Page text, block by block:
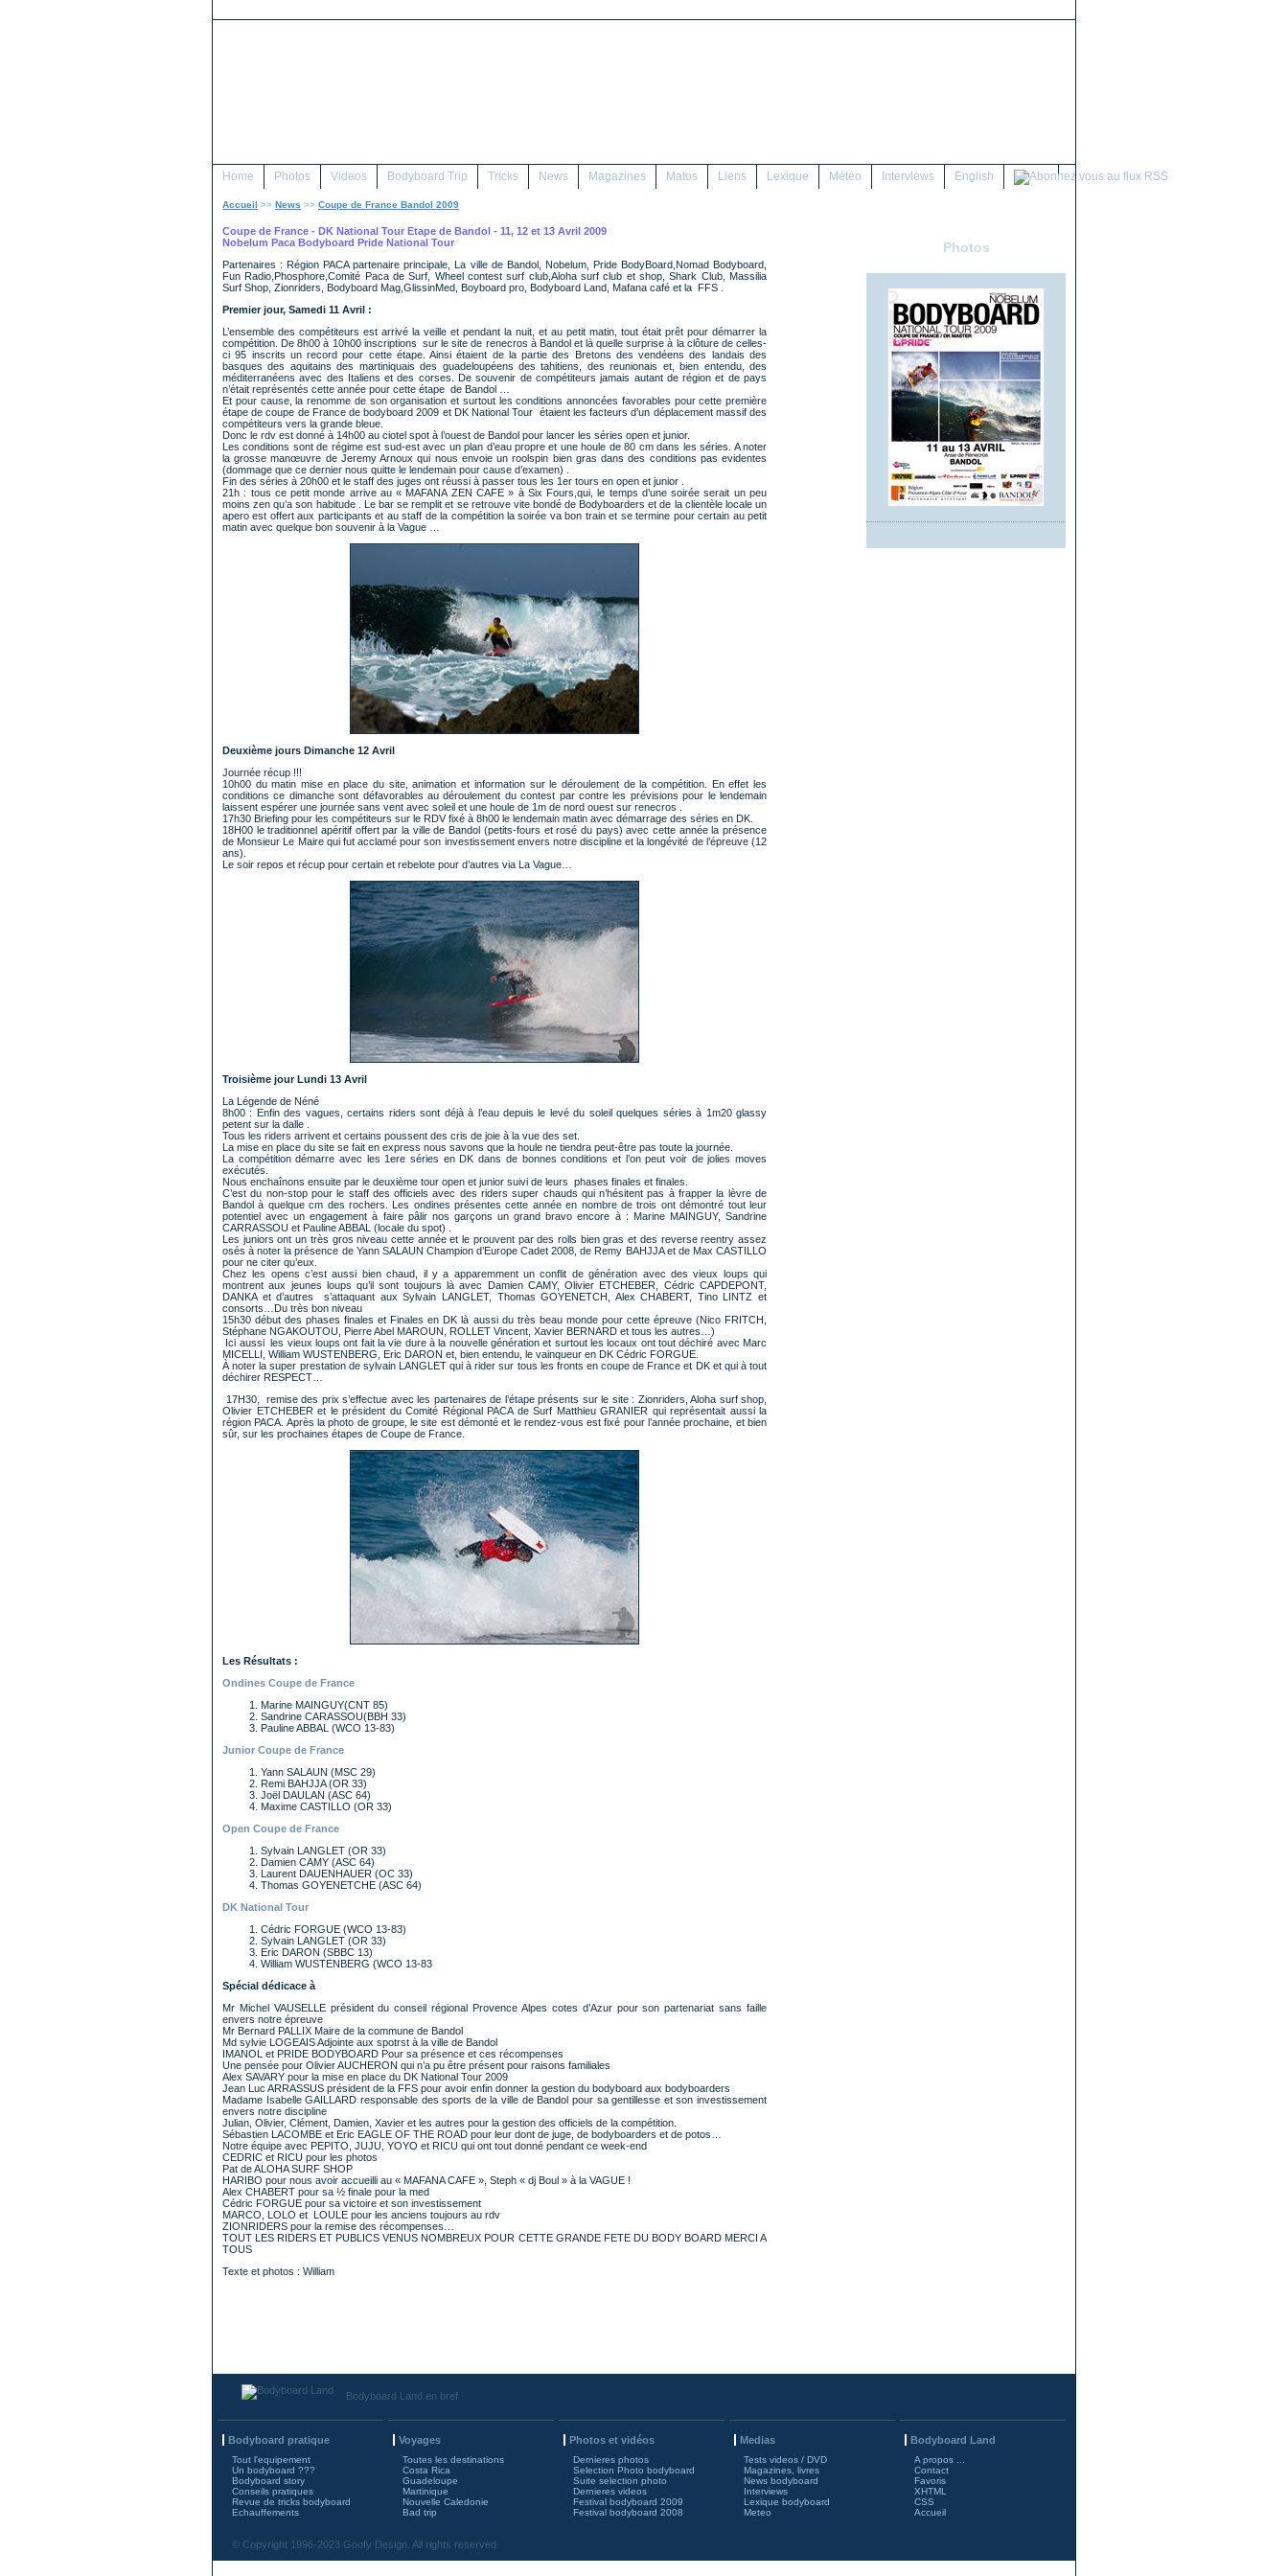
Home Photos Videos Bodyboard Trip Tricks News Magazines Matos Liens Lexique Météo Interviews English
Accueil >> News >> Coupe de France Bandol 2009
Coupe de France - DK National Tour Etape de Bandol - 11, 12 et 13 Avril 2009
Nobelum Paca Bodyboard Pride National Tour
Partenaires : Région PACA partenaire principale, La ville de Bandol, Nobelum, Pride BodyBoard,Nomad Bodyboard,
Fun Radio,Phosphore,Comité Paca de Surf, Wheel contest surf club,Aloha surf club et shop, Shark Club, Massilia
Surf Shop, Zionriders, Bodyboard Mag,GlissinMed, Boyboard pro, Bodyboard Land, Mafana café et la FFS .
Premier jour, Samedi 11 Avril :
L’ensemble des compétiteurs est arrivé la veille et pendant la nuit, et au petit matin, tout était prêt pour démarrer la
compétition. De 8h00 à 10h00 inscriptions sur le site de renecros à Bandol et là quelle surprise à la clôture de celles-
ci 95 inscrits un record pour cette étape. Ainsi étaient de la partie des Bretons des vendéens des landais des
basques des aquitains des martiniquais des guadeloupéens des tahitiens, des reunionais et, bien entendu, des
méditerranéens avec des Italiens et des corses. De souvenir de compétiteurs jamais autant de région et de pays
n’était représentés cette année pour cette étape de Bandol …
Et pour cause, la renomme de son organisation et surtout les conditions annoncées favorables pour cette première
étape de coupe de France de bodyboard 2009 et DK National Tour étaient les facteurs d’un déplacement massif des
compétiteurs vers la grande bleue.
Donc le rdv est donné à 14h00 au ciotel spot à l’ouest de Bandol pour lancer les séries open et junior.
Les conditions sont de régime est sud-est avec un plan d’eau propre et une houle de 80 cm dans les séries. A noter
la grosse manœuvre de Jeremy Arnoux qui nous envoie un roolspin bien gras dans des conditions pas evidentes
(dommage que ce dernier nous quitte le lendemain pour cause d’examen) .
Fin des séries à 20h00 et le staff des juges ont réussi à passer tous les 1er tours en open et junior .
21h : tous ce petit monde arrive au « MAFANA ZEN CAFE » à Six Fours,qui, le temps d’une soirée serait un peu
moins zen qu’a son habitude . Le bar se remplit et se retrouve vite bondé de Bodyboarders et de la clientèle locale un
apero est offert aux participants et au staff de la compétition la soirée va bon train et se termine pour certain au petit
matin avec quelque bon souvenir à la Vague …
Deuxième jours Dimanche 12 Avril
Journée récup !!!
10h00 du matin mise en place du site, animation et information sur le déroulement de la compétition. En effet les
conditions ce dimanche sont défavorables au déroulement du contest par contre les prévisions pour le lendemain
laissent espérer une journée sans vent avec soleil et une houle de 1m de nord ouest sur renecros .
17h30 Briefing pour les compétiteurs sur le RDV fixé à 8h00 le lendemain matin avec démarrage des séries en DK.
18H00 le traditionnel apéritif offert par la ville de Bandol (petits-fours et rosé du pays) avec cette année la présence
de Monsieur Le Maire qui fut acclamé pour son investissement envers notre discipline et la longévité de l’épreuve (12
ans).
Le soir repos et récup pour certain et rebelote pour d’autres via La Vague…
Troisième jour Lundi 13 Avril
La Légende de Néné
8h00 : Enfin des vagues, certains riders sont déjà à l’eau depuis le levé du soleil quelques séries à 1m20 glassy
petent sur la dalle .
Tous les riders arrivent et certains poussent des cris de joie à la vue des set.
La mise en place du site se fait en express nous savons que la houle ne tiendra peut-être pas toute la journée.
La compétition démarre avec les 1ere séries en DK dans de bonnes conditions et l’on peut voir de jolies moves
exécutés.
Nous enchaînons ensuite par le deuxième tour open et junior suivi de leurs phases finales et finales.
C’est du non-stop pour le staff des officiels avec des riders super chauds qui n’hésitent pas à frapper la lèvre de
Bandol à quelque cm des rochers. Les ondines présentes cette année en nombre de trois ont démontré tout leur
potentiel avec un engagement à faire pâlir nos garçons un grand bravo encore à : Marine MAINGUY, Sandrine
CARRASSOU et Pauline ABBAL (locale du spot) .
Les juniors ont un très gros niveau cette année et le prouvent par des rolls bien gras et des reverse reentry assez
osés à noter la présence de Yann SALAUN Champion d’Europe Cadet 2008, de Remy BAHJJA et de Max CASTILLO
pour ne citer qu’eux.
Chez les opens c’est aussi bien chaud, il y a apparemment un conflit de génération avec des vieux loups qui
montrent aux jeunes loups qu’il sont toujours là avec Damien CAMY, Olivier ETCHEBER, Cédric CAPDEPONT,
DANKA et d’autres s’attaquant aux Sylvain LANGLET, Thomas GOYENETCH, Alex CHABERT, Tino LINTZ et
consorts…Du très bon niveau
15h30 début des phases finales et Finales en DK là aussi du très beau monde pour cette épreuve (Nico FRITCH,
Stéphane NGAKOUTOU, Pierre Abel MAROUN, ROLLET Vincent, Xavier BERNARD et tous les autres…)
Ici aussi les vieux loups ont fait la vie dure à la nouvelle génération et surtout les locaux ont tout déchiré avec Marc
MICELLI, William WUSTENBERG, Eric DARON et, bien entendu, le vainqueur en DK Cédric FORGUE.
À noter la super prestation de sylvain LANGLET qui à rider sur tous les fronts en coupe de France et DK et qui à tout
déchirer RESPECT…
17H30, remise des prix s’effectue avec les partenaires de l’étape présents sur le site : Zionriders, Aloha surf shop,
Olivier ETCHEBER et le président du Comité Régional PACA de Surf Matthieu GRANIER qui représentait aussi la
région PACA. Après la photo de groupe, le site est démonté et le rendez-vous est fixé pour l’année prochaine, et bien
sûr, sur les prochaines étapes de Coupe de France.
Les Résultats :
Ondines Coupe de France
Marine MAINGUY(CNT 85)
Sandrine CARASSOU(BBH 33)
Pauline ABBAL (WCO 13-83)
Junior Coupe de France
Yann SALAUN (MSC 29)
Remi BAHJJA (OR 33)
Joël DAULAN (ASC 64)
Maxime CASTILLO (OR 33)
Open Coupe de France
Sylvain LANGLET (OR 33)
Damien CAMY (ASC 64)
Laurent DAUENHAUER (OC 33)
Thomas GOYENETCHE (ASC 64)
DK National Tour
Cédric FORGUE (WCO 13-83)
Sylvain LANGLET (OR 33)
Eric DARON (SBBC 13)
William WUSTENBERG (WCO 13-83
Spécial dédicace à
Mr Michel VAUSELLE président du conseil régional Provence Alpes cotes d’Azur pour son partenariat sans faille
envers notre épreuve
Mr Bernard PALLIX Maire de la commune de Bandol
Md sylvie LOGEAIS Adjointe aux spotrst à la ville de Bandol
IMANOL et PRIDE BODYBOARD Pour sa présence et ces récompenses
Une pensée pour Olivier AUCHERON qui n’a pu être présent pour raisons familiales
Alex SAVARY pour la mise en place du DK National Tour 2009
Jean Luc ARRASSUS président de la FFS pour avoir enfin donner la gestion du bodyboard aux bodyboarders
Madame Isabelle GAILLARD responsable des sports de la ville de Bandol pour sa gentillesse et son investissement
envers notre discipline
Julian, Olivier, Clément, Damien, Xavier et les autres pour la gestion des officiels de la compétition.
Sébastien LACOMBE et Eric EAGLE OF THE ROAD pour leur dont de juge, de bodyboarders et de potos…
Notre équipe avec PEPITO, JUJU, YOYO et RICU qui ont tout donné pendant ce week-end
CEDRIC et RICU pour les photos
Pat de ALOHA SURF SHOP
HARIBO pour nous avoir accueilli au « MAFANA CAFE », Steph « dj Boul » à la VAGUE !
Alex CHABERT pour sa ½ finale pour la med
Cédric FORGUE pour sa victoire et son investissement
MARCO, LOLO et LOULE pour les anciens toujours au rdv
ZIONRIDERS pour la remise des récompenses…
TOUT LES RIDERS ET PUBLICS VENUS NOMBREUX POUR CETTE GRANDE FETE DU BODY BOARD MERCI A
TOUS
Texte et photos : William
Photos
Bodyboard Land en bref
Bodyboard pratique
Tout l'equipement
Un bodyboard ???
Bodyboard story
Conseils pratiques
Revue de tricks bodyboard
Echauffements
Voyages
Toutes les destinations
Costa Rica
Guadeloupe
Martinique
Nouvelle Caledonie
Bad trip
Photos et vidéos
Dernieres photos
Selection Photo bodyboard
Suite selection photo
Dernieres videos
Festival bodyboard 2009
Festival bodyboard 2008
Medias
Tests videos / DVD
Magazines, livres
News bodyboard
Interviews
Lexique bodyboard
Meteo
Bodyboard Land
A propos ...
Contact
Favoris
XHTML
CSS
Accueil
© Copyright 1996-2023 Goofy Design. All rights reserved.